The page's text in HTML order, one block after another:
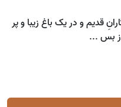
قدیم و در یک باغ زیبا و پر
بس ...